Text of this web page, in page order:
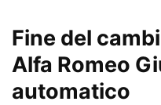
Fine del
Alfa Romeo
automatico